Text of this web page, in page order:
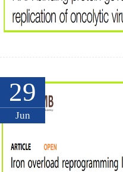
29
Jun